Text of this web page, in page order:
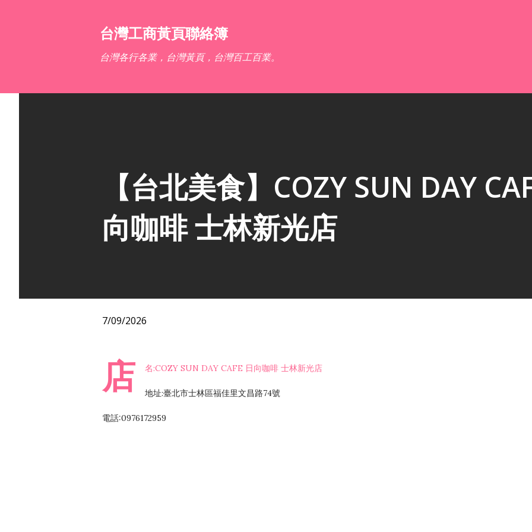
台灣工商黃頁聯絡簿
台灣各行各業，台灣黃頁，台灣百工百業。
【台北美食】COZY SUN DAY
向咖啡 士林新光店
7/09/2026
店 名:COZY SUN DAY CAFE 日向咖啡 士林新光店
地址:臺北市士林區福佳里文昌路74號
電話:0976172959